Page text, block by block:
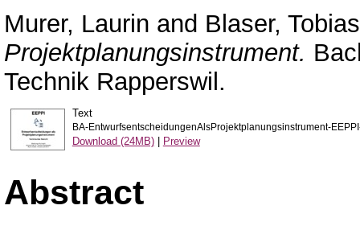
Murer, Laurin and Blaser, Tobias
Projektplanungsinstrument.
Technik Rapperswil.
Text
BA-EntwurfsentscheidungenAlsProjektplanungsinstrument-
Download (24MB)| Preview
Abstract